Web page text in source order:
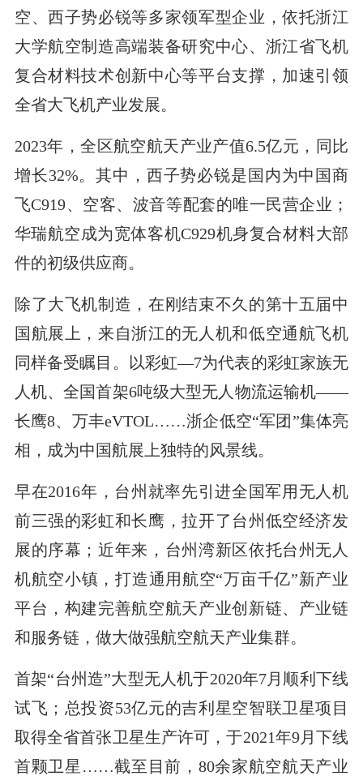
空、西子势必锐等多家领军型企业，依托浙江
大学航空制造高端装备研究中心、浙江省飞机
复合材料技术创新中心等平台支撑，加速引领
全省大飞机产业发展。
2023年，全区航空航天产业产值6.5亿元，同比
增长32%。其中，西子势必锐是国内为中国商
飞C919、空客、波音等配套的唯一民营企业；
华瑞航空成为宽体客机C929机身复合材料大部
件的初级供应商。
除了大飞机制造，在刚结束不久的第十五届中
国航展上，来自浙江的无人机和低空通航飞机
同样备受瞩目。以彩虹—7为代表的彩虹家族无
人机、全国首架6吨级大型无人物流运输机——
长鹰8、万丰eVTOL……浙企低空“军团”集体亮
相，成为中国航展上独特的风景线。
早在2016年，台州就率先引进全国军用无人机
前三强的彩虹和长鹰，拉开了台州低空经济发
展的序幕；近年来，台州湾新区依托台州无人
机航空小镇，打造通用航空“万亩千亿”新产业
平台，构建完善航空航天产业创新链、产业链
和服务链，做大做强航空航天产业集群。
首架“台州造”大型无人机于2020年7月顺利下线
试飞；总投资53亿元的吉利星空智联卫星项目
取得全省首张卫星生产许可，于2021年9月下线
首颗卫星……截至目前，80余家航空航天产业